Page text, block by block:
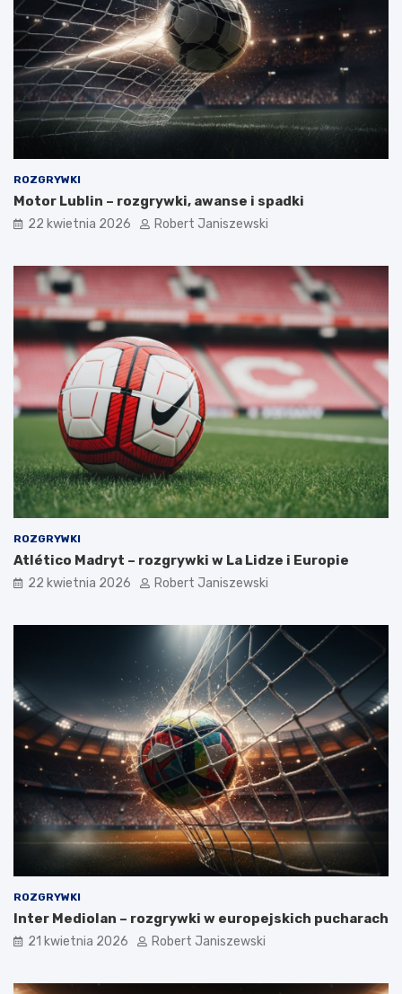
ROZGRYWKI
Motor Lublin – rozgrywki, awanse i spadki
22 kwietnia 2026 Robert Janiszewski
ROZGRYWKI
Atlético Madryt – rozgrywki w La Lidze i Europie
22 kwietnia 2026 Robert Janiszewski
ROZGRYWKI
Inter Mediolan – rozgrywki w europejskich pucharach
21 kwietnia 2026 Robert Janiszewski